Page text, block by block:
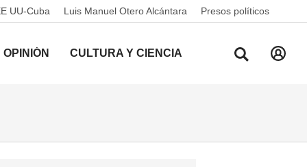
UU-Cuba Luis Manuel Otero Alcántara Presos políticos
OPINIÓN CULTURA Y CIENCIA